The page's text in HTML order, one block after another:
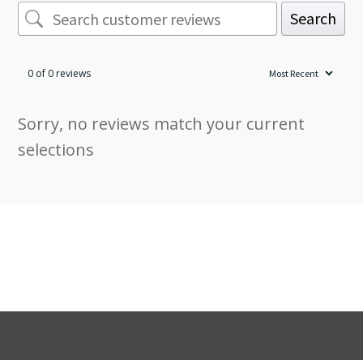
Search
0 of 0 reviews
Sorry, no reviews match your current
selections